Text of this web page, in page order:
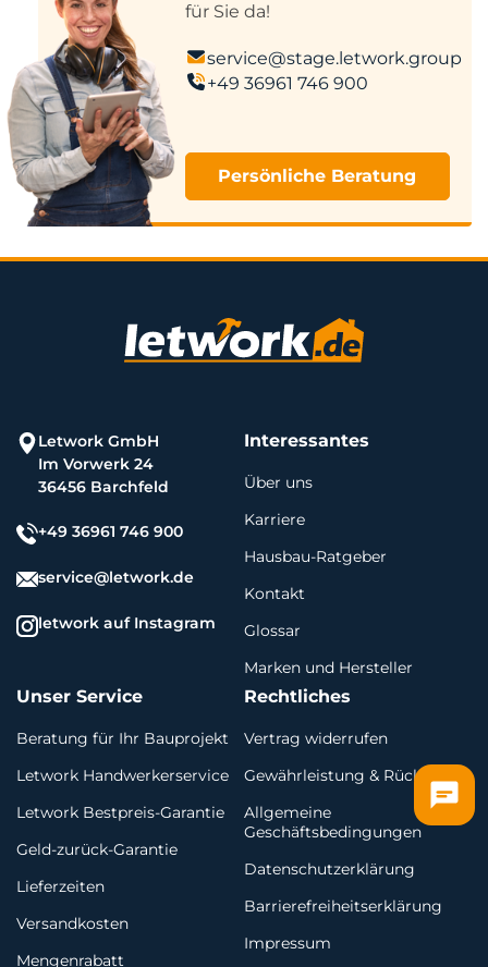
für Sie da!
service@stage.letwork.group
+49 36961 746 900
Persönliche Beratung
Letwork GmbH
Im Vorwerk 24
36456 Barchfeld
+49 36961 746 900
service@letwork.de
letwork auf Instagram
Interessantes
Über uns
Karriere
Hausbau-Ratgeber
Kontakt
Glossar
Marken und Hersteller
Unser Service
Beratung für Ihr Bauprojekt
Letwork Handwerkerservice
Letwork Bestpreis-Garantie
Geld-zurück-Garantie
Lieferzeiten
Versandkosten
Mengenrabatt
Rechtliches
Vertrag widerrufen
Gewährleistung & Rückgabe
Allgemeine
Geschäftsbedingungen
Datenschutzerklärung
Barrierefreiheitserklärung
Impressum